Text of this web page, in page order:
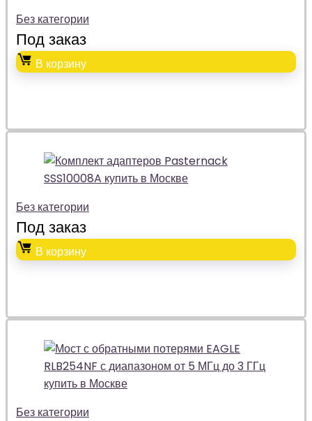
Без категории
Под заказ
В корзину
Без категории
Под заказ
В корзину
Без категории